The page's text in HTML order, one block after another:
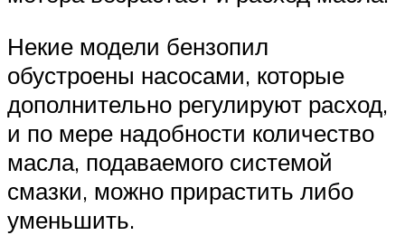
Некие модели бензопил
обустроены насосами, которые
дополнительно регулируют расход,
и по мере надобности количество
масла, подаваемого системой
смазки, можно прирастить либо
уменьшить.